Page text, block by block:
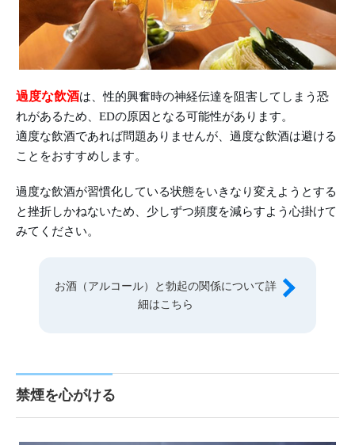
過度な飲酒は、性的興奮時の神経伝達を阻害してしまう恐
れがあるため、EDの原因となる可能性があります。
適度な飲酒であれば問題ありませんが、過度な飲酒は避ける
ことをおすすめします。
過度な飲酒が習慣化している状態をいきなり変えようとする
と挫折しかねないため、少しずつ頻度を減らすよう心掛けて
みてください。
お酒（アルコール）と勃起の関係について詳
細はこちら
禁煙を心がける